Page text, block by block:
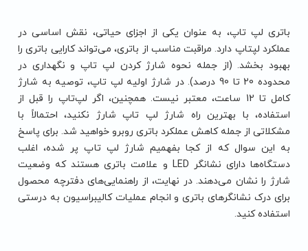
باتری لپ تاپ، به عنوان یکی از اجزای حیاتی، نقش اساسی در
عملکرد لپتاپ دارد. مراقبت مناسب از باتری، می‌تواند کارایی باتری را
بهبود بخشد. (از جمله نحوه شارژ کردن لپ تاپ و نگهداری در
محدوده 20 تا 90 درصد). در شارژ اولیه لپ تاپ، توصیه به شارژ
کامل تا 12 ساعت، معتبر نیست. همچنین، اگر لپ‌تاپ را قبل از
استفاده، با بهترین راه شارژ لپ تاپ شارژ نکنید، احتمالاً با
مشکلاتی از جمله کاهش عملکرد باتری روبرو خواهید شد. برای پاسخ
به این سوال که از کجا بفهمیم شارژ لپ تاپ پر شده، اغلب
دستگاه‌ها دارای نشانگر LED و علامت باتری هستند که وضعیت
شارژ را نشان می‌دهند. در نهایت، از راهنمایی‌های دفترچه محصول
برای درک نشانگرهای باتری و انجام عملیات کالیبراسیون به درستی
استفاده کنید.